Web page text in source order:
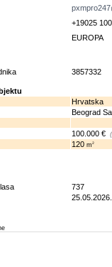
+19025
EUROPA
3857332
Hrvatska
Beograd
100.000 €
120 m2
737